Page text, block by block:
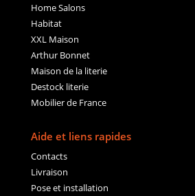
Home Salons
Habitat
XXL Maison
Arthur Bonnet
Maison de la literie
Destock literie
Mobilier de France
Aide et liens rapides
Contacts
Livraison
Pose et installation